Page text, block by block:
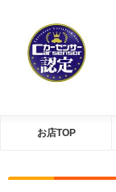
お店TOP